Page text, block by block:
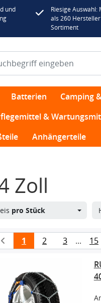
und
Riesige Auswahl:
als 260
Sortiment
Batterien Camping
&
Anhängerteile
Zoll
pro Stück
1 2 3 ... 15